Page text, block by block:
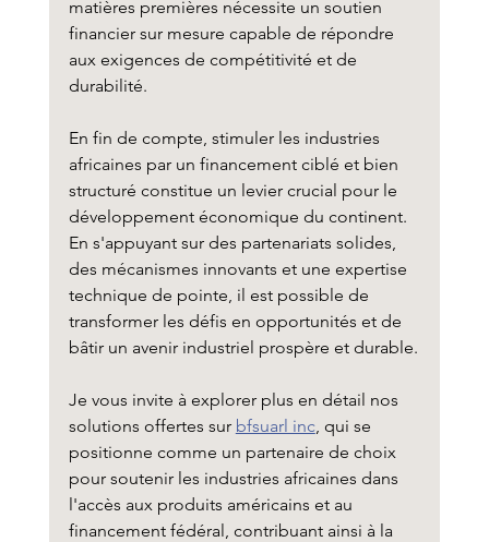
matières premières nécessite un soutien
financier sur mesure capable de répondre
aux exigences de compétitivité et de
durabilité.
En fin de compte, stimuler les industries
africaines par un financement ciblé et bien
structuré constitue un levier crucial pour le
développement économique du continent.
En s'appuyant sur des partenariats solides,
des mécanismes innovants et une expertise
technique de pointe, il est possible de
transformer les défis en opportunités et de
bâtir un avenir industriel prospère et durable.
Je vous invite à explorer plus en détail nos
solutions offertes sur bfsuarl inc, qui se
positionne comme un partenaire de choix
pour soutenir les industries africaines dans
l'accès aux produits américains et au
financement fédéral, contribuant ainsi à la